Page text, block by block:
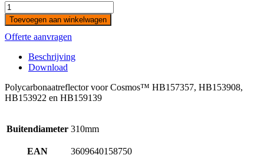
CosmosPRO™
Polycarbonate
Reflector
for
HB153908
and
HB159139
Toevoegen aan winkelwagen
Offerte aanvragen
Beschrijving
Download
Polycarbonaatreflector voor Cosmos™ HB157357, HB153908,
HB153922 en HB159139
Buitendiameter 310mm
EAN
3609640158750